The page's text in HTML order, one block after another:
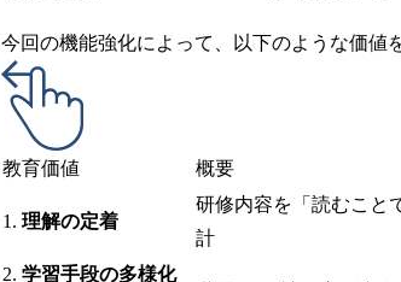
今回の機能強化によって、以下のような価値
教育価値 概要
1. 理解の定着
研修内容を「読むこと
計
2. 学習手段の多様化